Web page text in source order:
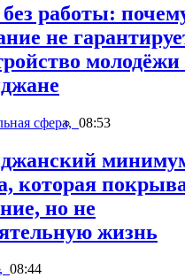
работы:
не
молодёжи
сфера, 08:53
которая
но не
жизнь
08:44